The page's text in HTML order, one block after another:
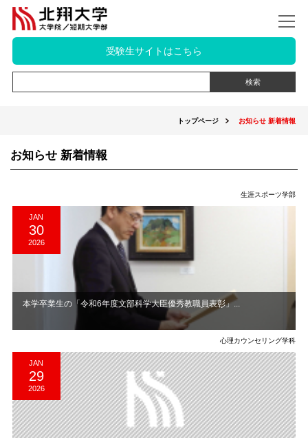
受験生サイトはこちら
トップページ お知らせ 新着情報
お知らせ 新着情報
生涯スポーツ学部
JAN
30
2026
本学卒業生の「令和6年度文部科学大臣優秀教職員表彰」...
心理カウンセリング学科
JAN
29
2026